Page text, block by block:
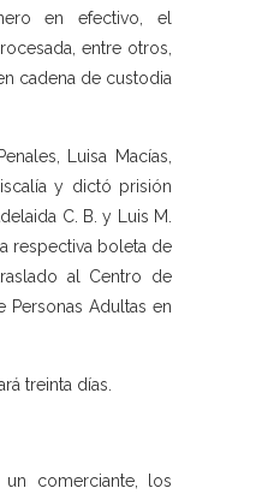
en efectivo, el
entre otros,
cadena de custodia
Luisa Macías,
y dictó prisión
C. B. y Luis M.
respectiva boleta de
al Centro de
Personas Adultas en
treinta días.
comerciante, los